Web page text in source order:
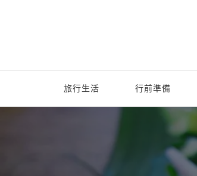
旅行生活 行前準備